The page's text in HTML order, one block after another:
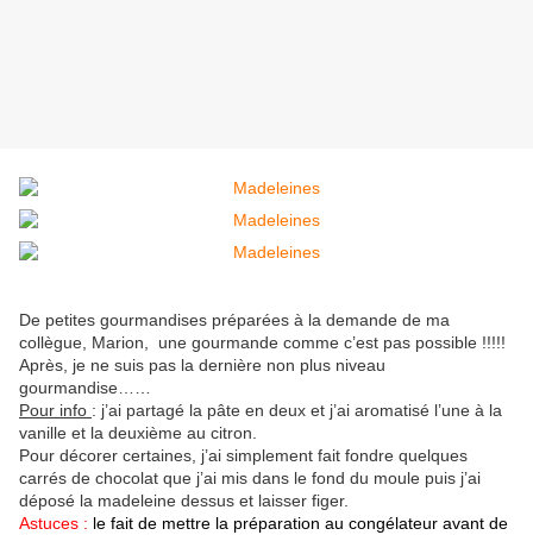
De petites gourmandises préparées à la demande de ma
collègue, Marion, une gourmande comme c’est pas possible !!!!!
Après, je ne suis pas la dernière non plus niveau
gourmandise……
Pour info : j’ai partagé la pâte en deux et j’ai aromatisé l’une à la
vanille et la deuxième au citron.
Pour décorer certaines, j’ai simplement fait fondre quelques
carrés de chocolat que j’ai mis dans le fond du moule puis j’ai
déposé la madeleine dessus et laisser figer.
Astuces : le fait de mettre la préparation au congélateur avant de